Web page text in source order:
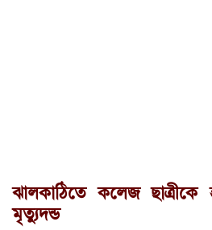
ঝালকাঠিতে কলেজ
মৃত্যুদন্ড